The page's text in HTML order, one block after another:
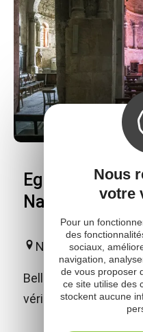
Eglise-
Nant
Nant
Belle abbatiale des
véritable joyau du
Nous
votre
Pour un
des
sociaux,
navigation,
de vous proposer
ce site utilise des
stockent aucune